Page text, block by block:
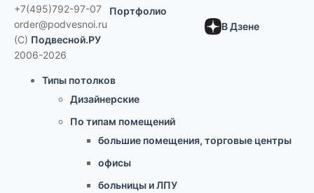
+7(495)792-97-07
order@podvesnoi.ru
(C) Подвесной.РУ
2006-2026
Портфолио
В Дзене
Типы потолков
Дизайнерские
По типам помещений
большие помещения, торговые центры
офисы
больницы и ЛПУ